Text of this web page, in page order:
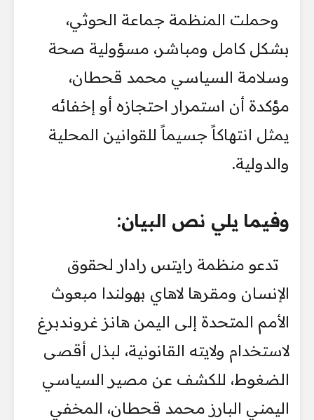
وحملت المنظمة جماعة الحوثي،
بشكل كامل ومباشر، مسؤولية صحة
وسلامة السياسي محمد قحطان،
مؤكدة أن استمرار احتجازه أو إخفائه
يمثل انتهاكاً جسيماً للقوانين المحلية
والدولية.
وفيما يلي نص البيان:
تدعو منظمة رايتس رادار لحقوق
الإنسان ومقرها لاهاي بهولندا مبعوث
الأمم المتحدة إلى اليمن هانز غروندبرغ
لاستخدام ولايته القانونية، لبذل أقصى
الضغوط، للكشف عن مصير السياسي
اليمني البارز محمد قحطان، المخفي